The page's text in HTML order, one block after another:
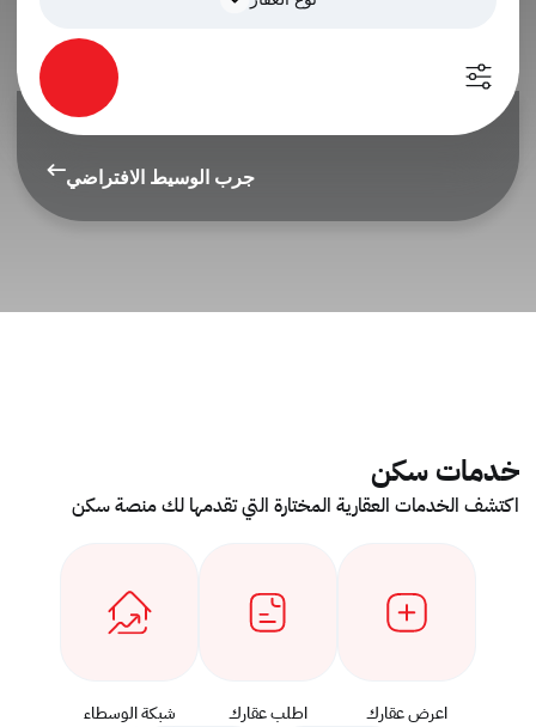
جرب الوسيط الافتراضي
خدمات سكن
اكتشف الخدمات العقارية المختارة التي تقدمها لك منصة سكن
اعرض عقارك اطلب عقارك شبكة الوسطاء